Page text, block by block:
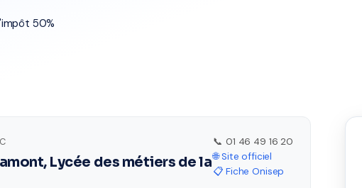
50%
Lycée des métiers de la
📞 01 46 49 16 20
🌐 Site officiel
📋 Fiche Onisep